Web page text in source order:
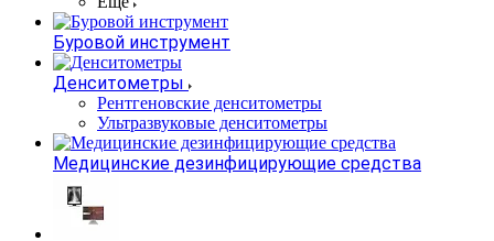
Буровой инструмент
Денситометры
Рентгеновские денситометры
Ультразвуковые денситометры
Медицинские дезинфицирующие средства